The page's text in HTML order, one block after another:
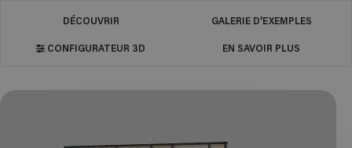
DÉCOUVRIR GALERIE D'EXEMPLES
CONFIGURATEUR 3D EN SAVOIR PLUS